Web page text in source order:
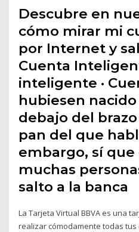
Descubre en
cómo mirar mi
por Internet y
Cuenta
inteligente ·
hubiesen
debajo del
pan del que
embargo, sí
muchas
salto a la banca
La Tarjeta Virtual BBVA es una
realizar cómodamente todas